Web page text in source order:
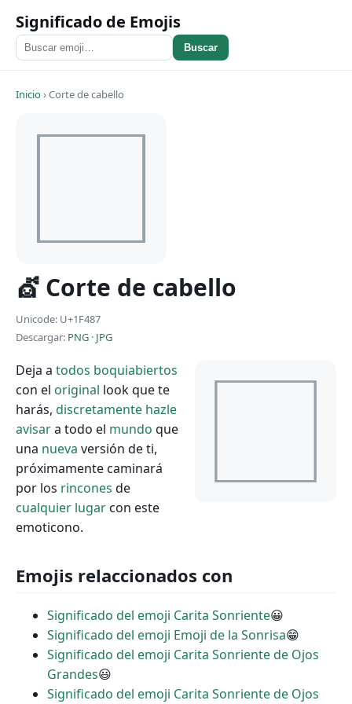
Significado de Emojis
Buscar
Inicio›Corte de cabello
💇 Corte de cabello
Unicode: U+1F487
Descargar: PNG · JPG
Deja a todos boquiabiertos
con el original look que te
harás, discretamente hazle
avisara todo el mundo que
una nueva versión de ti,
próximamente caminará
por los rincones de
cualquier lugarcon este
emoticono.
Emojis relaccionados con
Significado del emoji Carita Sonriente😀
Significado del emoji Emoji de la Sonrisa😁
Significado del emoji Carita Sonriente de Ojos
Grandes😃
Significado del emoji Carita Sonriente de Ojos